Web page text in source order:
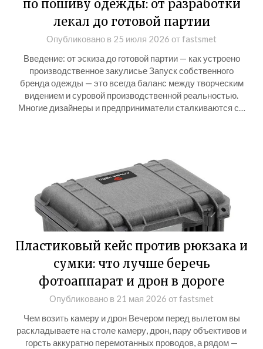
по пошиву одежды: от разработки
лекал до готовой партии
Опубликовано в 25 июля 2026 отfastsmet
Введение: от эскиза до готовой партии — как устроено
производственное закулисье Запуск собственного
бренда одежды — это всегда баланс между творческим
видением и суровой производственной реальностью.
Многие дизайнеры и предприниматели сталкиваются с…
Пластиковый кейс против рюкзака и
сумки: что лучше беречь
фотоаппарат и дрон в дороге
Опубликовано в 21 мая 2026 отfastsmet
Чем возить камеру и дрон Вечером перед вылетом вы
раскладываете на столе камеру, дрон, пару объективов и
горсть аккуратно перемотанных проводов, а рядом —